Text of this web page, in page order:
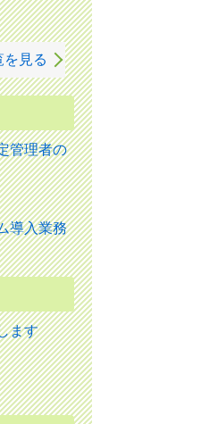
を見る
管理者の
導入業務
ます